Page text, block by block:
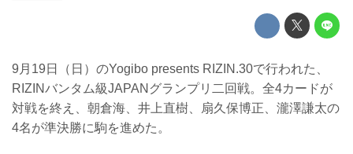
9月19日（日）のYogibo presents RIZIN.30で行われた、
RIZINバンタム級JAPANグランプリ二回戦。全4カードが
対戦を終え、朝倉海、井上直樹、扇久保博正、瀧澤謙太の
4名が準決勝に駒を進めた。